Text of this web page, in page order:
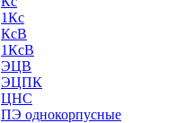
1Кс
КсВ
1КсВ
ЭЦВ
ЭЦПК
ЦНС
ПЭ однокорпусные